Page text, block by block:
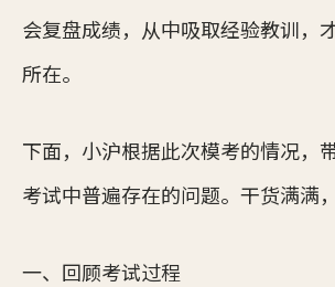
会复盘成绩，从中吸取经验教训，
所在。
下面，小沪根据此次模考的情况，
考试中普遍存在的问题。干货满满
一、回顾考试过程